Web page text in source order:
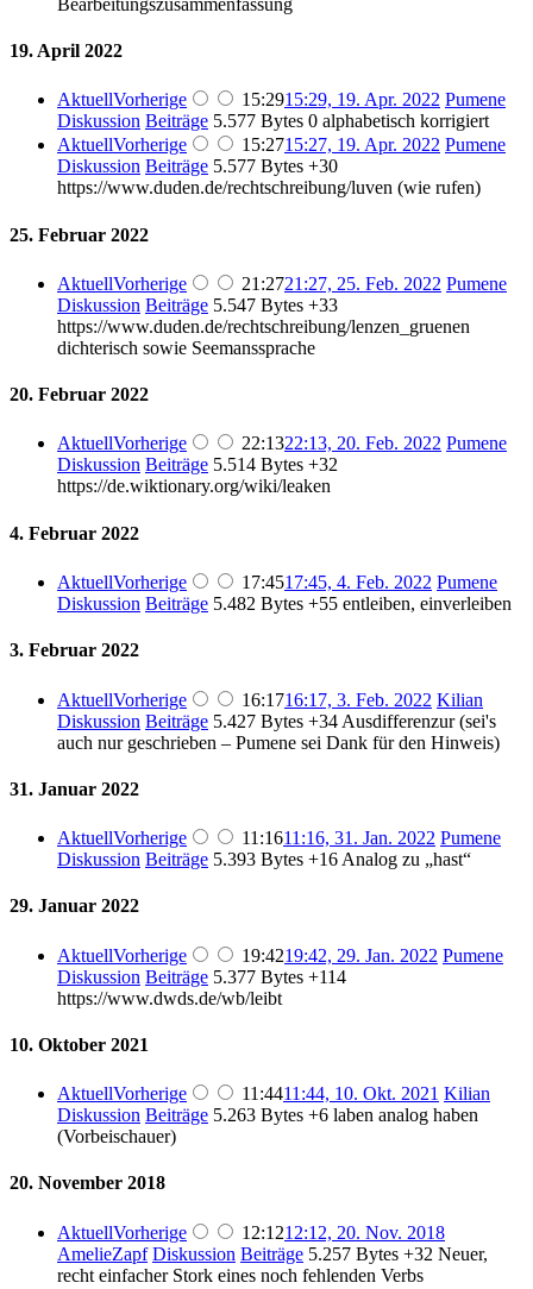
19. April 2022
AktuellVorherige 15:2915:29, 19. Apr. 2022 Pumene
Diskussion Beiträge 5.577 Bytes 0 alphabetisch korrigiert
AktuellVorherige 15:2715:27, 19. Apr. 2022 Pumene
Diskussion Beiträge 5.577 Bytes +30
https://www.duden.de/rechtschreibung/luven (wie rufen)
25. Februar 2022
AktuellVorherige 21:2721:27, 25. Feb. 2022 Pumene
Diskussion Beiträge 5.547 Bytes +33
https://www.duden.de/rechtschreibung/lenzen_gruenen
dichterisch sowie Seemanssprache
20. Februar 2022
AktuellVorherige 22:1322:13, 20. Feb. 2022 Pumene
Diskussion Beiträge 5.514 Bytes +32
https://de.wiktionary.org/wiki/leaken
4. Februar 2022
AktuellVorherige 17:4517:45, 4. Feb. 2022 Pumene
Diskussion Beiträge 5.482 Bytes +55 entleiben, einverleiben
3. Februar 2022
AktuellVorherige 16:1716:17, 3. Feb. 2022 Kilian
Diskussion Beiträge 5.427 Bytes +34 Ausdifferenzur (sei's
auch nur geschrieben – Pumene sei Dank für den Hinweis)
31. Januar 2022
AktuellVorherige 11:1611:16, 31. Jan. 2022 Pumene
Diskussion Beiträge 5.393 Bytes +16 Analog zu „hast“
29. Januar 2022
AktuellVorherige 19:4219:42, 29. Jan. 2022 Pumene
Diskussion Beiträge 5.377 Bytes +114
https://www.dwds.de/wb/leibt
10. Oktober 2021
AktuellVorherige 11:4411:44, 10. Okt. 2021 Kilian
Diskussion Beiträge 5.263 Bytes +6 laben analog haben
(Vorbeischauer)
20. November 2018
AktuellVorherige 12:1212:12, 20. Nov. 2018
AmelieZapf Diskussion Beiträge 5.257 Bytes +32 Neuer,
recht einfacher Stork eines noch fehlenden Verbs